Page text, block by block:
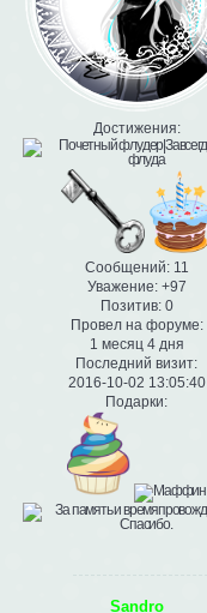
Достижения:
Сообщений:11
Уважение: +97
Позитив: 0
Провел на форуме:
1 месяц 4 дня
Последний визит:
2016-10-02 13:05:40
Подарки:
Sandro